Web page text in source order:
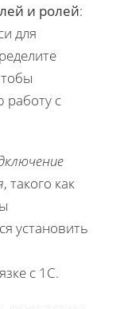
и ролей:
для
работу с
, такого как
установить
с 1С.